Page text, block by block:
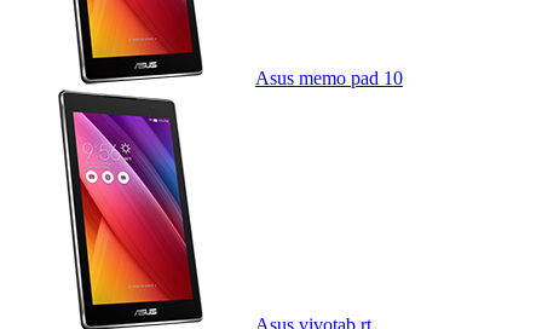
Asus memo pad 10
Asus vivotab rt